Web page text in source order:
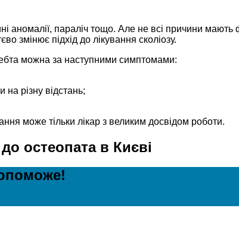
параліч тощо. Але не всі причини мають
змінює підхід до лікування сколіозу.
можна за наступними симптомами:
на різну відстань;
може тільки лікар з великим досвідом роботи.
остеопата в Києві